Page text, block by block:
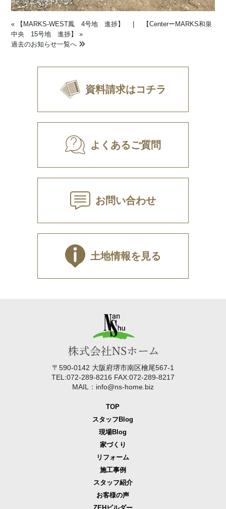
« 【MARKS-WEST鳳 4号地 進捗】
【CenterーMARKS和泉
中央 15号地 進捗】
»
過去のお知らせ一覧へ
資料請求はコチラ
よくあるご質問
お問い合わせ
土地情報を見る
〒590-0142 大阪府堺市南区檜尾567-1
TEL:072-289-8216 FAX:072-289-8217
MAIL：info@ns-home.biz
TOP
スタッフBlog
現場Blog
家づくり
リフォーム
施工事例
スタッフ紹介
お客様の声